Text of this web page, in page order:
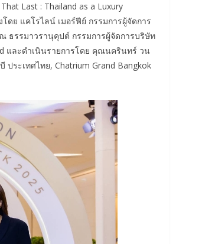
Last : Thailand as a Luxury
ดย แคโรไลน์ เมอร์ฟีย์ กรรมการผู้จัดการ
รรมาวรานุคุปต์ กรรมการผู้จัดการบริษัท
และดำเนินรายการโดย คุณนครินทร์ วน
ระเทศไทย, Chatrium Grand Bangkok